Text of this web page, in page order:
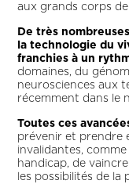
aux grands corps
De très
la technologie du
franchies à un
domaines, du
neurosciences aux
récemment dans le
Toutes ces
prévenir et prendre
invalidantes,
handicap, de
les possibilités de la